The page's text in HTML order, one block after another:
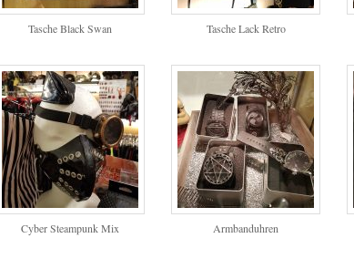
Tasche Black Swan Tasche Lack Retro
Cyber Steampunk Mix Armbanduhren